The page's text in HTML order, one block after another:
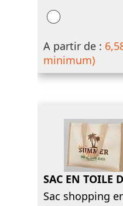
A partir de :
minimum)
SAC EN TOILE
Sac shopping